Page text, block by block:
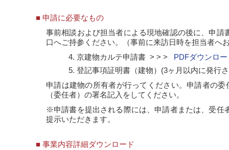
■ 申請に必要なもの
事前相談および担当者による現地確認の後に、申
口へご持参ください。（事前に来訪日時を担当者へ
京建物カルテ申請書 > > >
PDFダウンロー
登記事項証明書（建物）(3ヶ月以内に発行
申請は建物の所有者が行ってください。申請者の
（委任者）の署名記入をしてください。
※申請書を提出される際には、申請者または、受任
提示いただきます。
■ 事業内容詳細ダウンロード